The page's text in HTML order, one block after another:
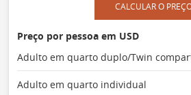
CALCULAR O
Preço por pessoa em USD
Adulto em quarto duplo/Twin
Adulto em quarto individual